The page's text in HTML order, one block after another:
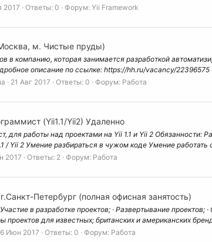
2017 Ответы: 0 Форум: Yii Framework
м. Чистые пруды)
в компанию, которая занимается разработкой
описание по ссылке: https://hh.ru/vacancy/
21 Авг 2017 Ответы: 0 Форум: Работа
(Yii1.1/Yii2) Удаленно
для работы над проектами на Yii 1.1 и Yii 2 Обязанности:
/ Yii 2 Умение разбираться в чужом коде Умение
2017 Ответы: 2 Форум: Работа
Петербург (полная офисная занятость)
в разработке проектов; · Развертывание проектов;
проектов для известных; британских и американских
Июн 2017 Ответы: 0 Форум: Работа